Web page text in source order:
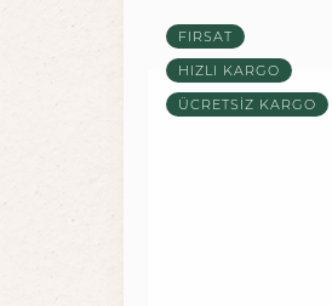
FIRSAT
HIZLI KARGO
ÜCRETSIZ KARGO